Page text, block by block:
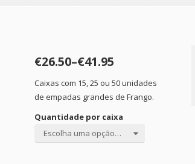
€26.50–€41.95
Caixas com 15, 25 ou 50 unidades
de empadas grandes de Frango.
Quantidade por caixa
Escolha uma opção…